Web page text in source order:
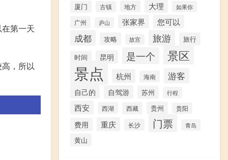
第一天
，所以
厦门
古镇 地方 大理 如果你
广州 庐山 张家界 您可以
成都 攻略 故宫 旅游
旅行
时间
昆明 是一个 景区
景点 杭州 海南 游客
自己的 自驾游 苏州 行程
西安 西湖 西藏 贵州 贵阳
费用 重庆 长沙 门票 青岛
黄山